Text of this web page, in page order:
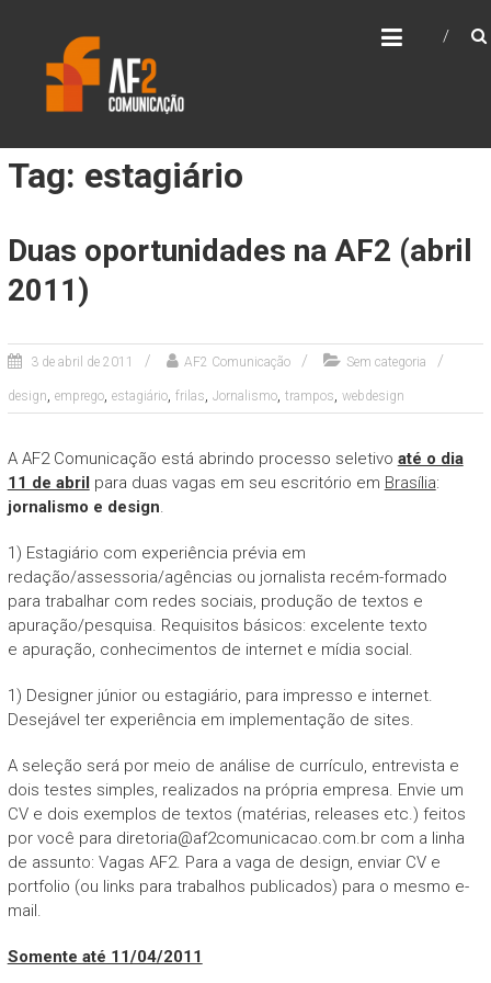
content
Tag: estagiário
Duas oportunidades na AF2 (abril
2011)
3 de abril de 2011 AF2 Comunicação Sem categoria
design, emprego, estagiário, frilas, Jornalismo, trampos, webdesign
A AF2 Comunicação está abrindo processo seletivo até o dia
11 de abril para duas vagas em seu escritório em Brasília:
jornalismo e design.
1) Estagiário com experiência prévia em
redação/assessoria/agências ou jornalista recém-formado
para trabalhar com redes sociais, produção de textos e
apuração/pesquisa. Requisitos básicos: excelente texto
e apuração, conhecimentos de internet e mídia social.
1) Designer júnior ou estagiário, para impresso e internet.
Desejável ter experiência em implementação de sites.
A seleção será por meio de análise de currículo, entrevista e
dois testes simples, realizados na própria empresa. Envie um
CV e dois exemplos de textos (matérias, releases etc.) feitos
por você para diretoria@af2comunicacao.com.brcom a linha
de assunto: Vagas AF2. Para a vaga de design, enviar CV e
portfolio (ou links para trabalhos publicados) para o mesmo e-
mail.
Somente até 11/04/2011